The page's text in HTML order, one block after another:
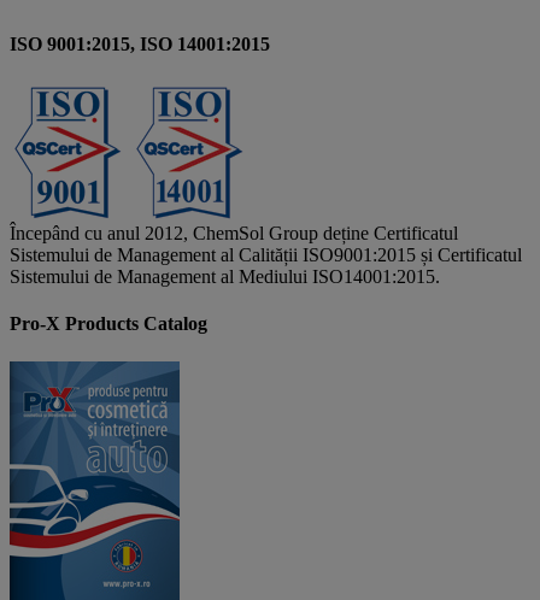
ISO 9001:2015, ISO 14001:2015
Începând cu anul 2012, ChemSol Group deține Certificatul
Sistemului de Management al Calității ISO9001:2015 și Certificatul
Sistemului de Management al Mediului ISO14001:2015.
Pro-X Products Catalog